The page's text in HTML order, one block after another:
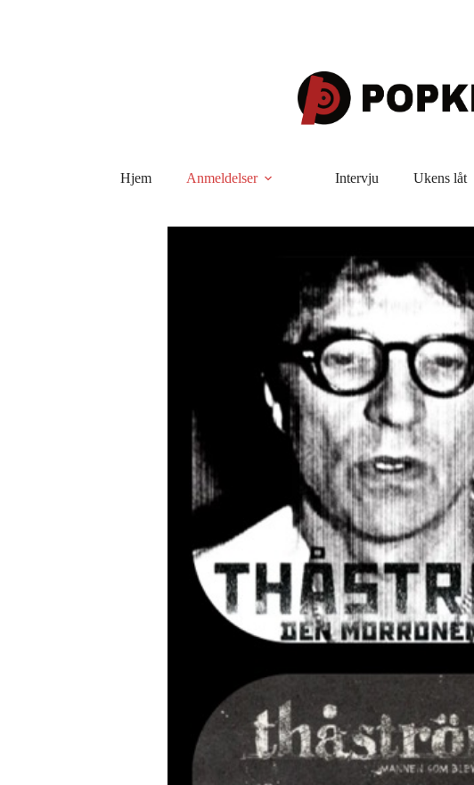
Hjem Anmeldelser Intervju Ukens låt